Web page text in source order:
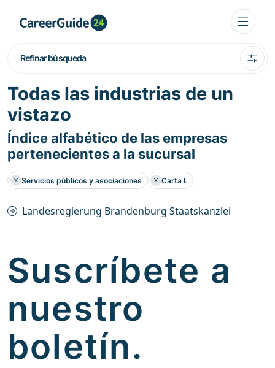
Refinar búsqueda
Todas las industrias de un
vistazo
Índice alfabético de las empresas
pertenecientes a la sucursal
Servicios públicos y asociaciones Carta L
Landesregierung Brandenburg Staatskanzlei
Suscríbete a
nuestro
boletín.